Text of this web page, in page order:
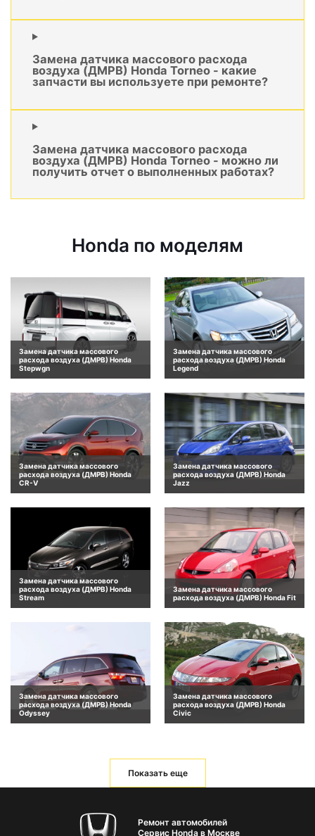
Замена датчика массового расхода
воздуха (ДМРВ) Honda Torneo - какие
запчасти вы используете при ремонте?
Замена датчика массового расхода
воздуха (ДМРВ) Honda Torneo - можно ли
получить отчет о выполненных работах?
Honda по моделям
Замена датчика массового
расхода воздуха (ДМРВ) Honda
Stepwgn
Замена датчика массового
расхода воздуха (ДМРВ) Honda
Legend
Замена датчика массового
расхода воздуха (ДМРВ) Honda
CR-V
Замена датчика массового
расхода воздуха (ДМРВ) Honda
Jazz
Замена датчика массового
расхода воздуха (ДМРВ) Honda
Stream
Замена датчика массового
расхода воздуха (ДМРВ) Honda Fit
Замена датчика массового
расхода воздуха (ДМРВ) Honda
Odyssey
Замена датчика массового
расхода воздуха (ДМРВ) Honda
Civic
Показать еще
Ремонт автомобилей
Сервис Honda в Москве